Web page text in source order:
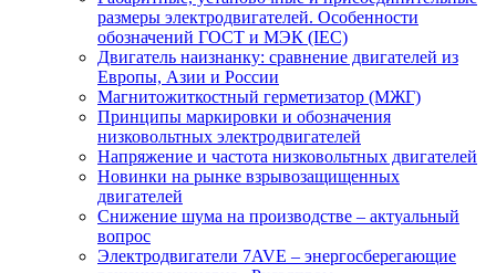
размеры электродвигателей. Особенности
обозначений ГОСТ и МЭК (IEC)
Двигатель наизнанку: сравнение двигателей из
Европы, Азии и России
Магнитожиткостный герметизатор (МЖГ)
Принципы маркировки и обозначения
низковольтных электродвигателей
Напряжение и частота низковольтных двигателей
Новинки на рынке взрывозащищенных
двигателей
Снижение шума на производстве – актуальный
вопрос
Электродвигатели 7AVE – энергосберегающие